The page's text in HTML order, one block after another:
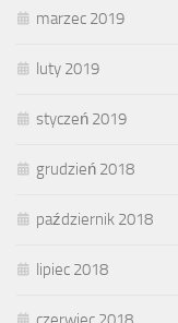
marzec 2019
luty 2019
styczeń 2019
grudzień 2018
październik 2018
lipiec 2018